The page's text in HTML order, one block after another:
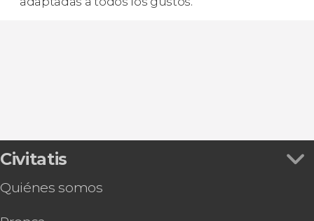
Civitatis
Quiénes somos